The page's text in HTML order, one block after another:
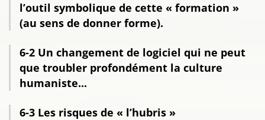
l’outil symbolique de cette « formation »
(au sens de donner forme).
6-2 Un changement de logiciel qui ne peut
que troubler profondément la culture
humaniste...
6-3 Les risques de « l’hubris »